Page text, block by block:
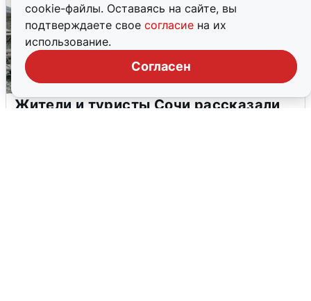
cookie-файлы. Оставаясь на сайте, вы
подтверждаете свое согласие на их
использование.
Согласен
Жители и туристы Сочи рассказали